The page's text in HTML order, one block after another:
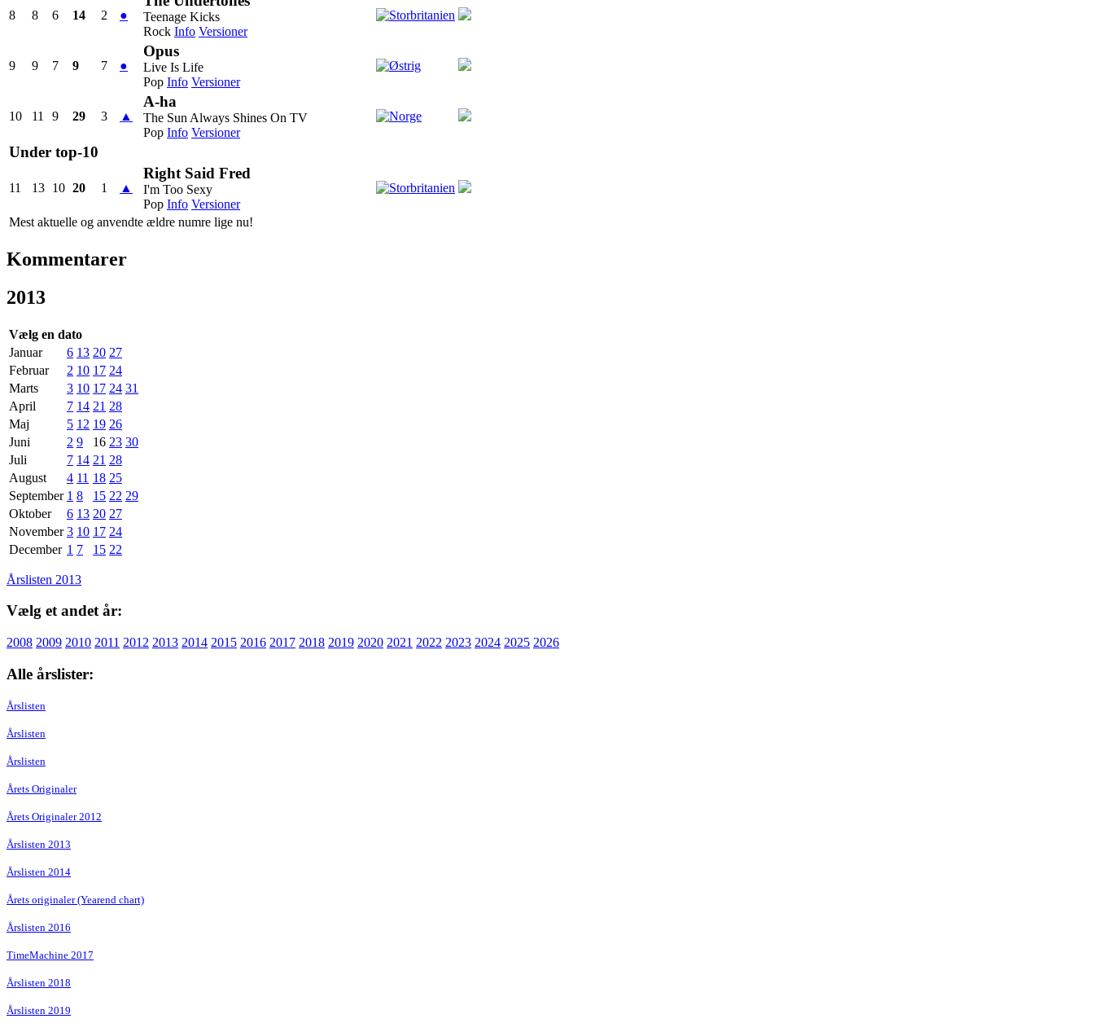
8 8 6 14 2 ●
Teenage Kicks
Rock Info Versioner
9 9 7 9 7 ●
Opus
Live Is Life
Pop Info Versioner
10 11 9 29 3 ▲
A-ha
The Sun Always Shines On TV
Pop Info Versioner
Under top-10
11 13 10 20 1 ▲
Right Said Fred
I'm Too Sexy
Pop Info Versioner
Mest aktuelle og anvendte ældre numre lige nu!
Kommentarer
2013
Vælg en dato
Januar
6 13 20 27
Februar
2 10 17 24
Marts
3 10 17 24 31
April
7 14 21 28
Maj
5 12 19 26
Juni
2 9 16 23 30
Juli
7 14 21 28
August
4 11 18 25
September 1 8 15 22 29
Oktober
6 13 20 27
November 3 10 17 24
December 1 7 15 22
Årslisten 2013
Vælg et andet år:
2008 2009 2010 2011 2012 2013 2014 2015 2016 2017 2018 2019 2020 2021 2022 2023 2024 2025 2026
Alle årslister:
Årslisten
Årslisten
Årslisten
Årets Originaler
Årets Originaler 2012
Årslisten 2013
Årslisten 2014
Årets originaler (Yearend chart)
Årslisten 2016
TimeMachine 2017
Årslisten 2018
Årslisten 2019